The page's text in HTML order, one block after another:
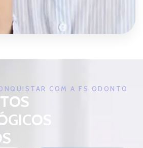
COM A FS ODONTO